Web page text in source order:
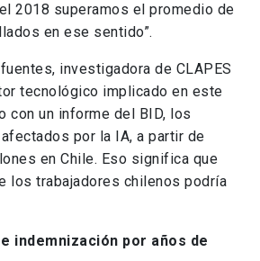
2018 superamos el promedio de
en ese sentido”.
investigadora de CLAPES
tecnológico implicado en este
con un informe del BID, los
por la IA, a partir de
en Chile. Eso significa que
los trabajadores chilenos podría
indemnización por años de